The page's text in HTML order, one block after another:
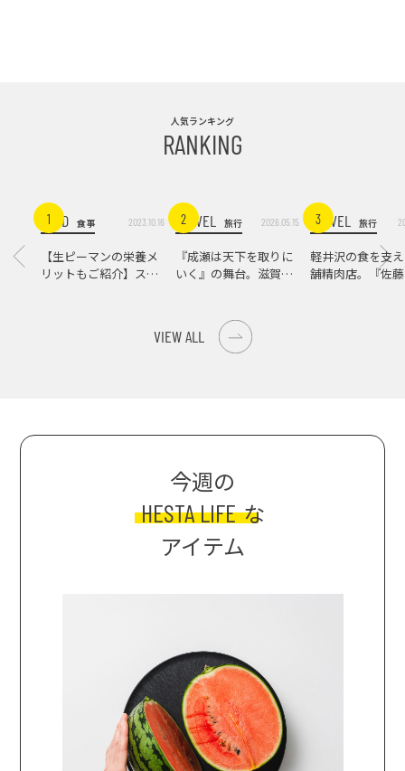
人気ランキング
RANKING
1FOOD 食事 2023.10.16
【生ピーマンの栄養メ
リットもご紹介】スパ
2
TRAVEL 旅行 2026.05.15
『成瀬は天下を取りに
いく』の舞台。滋賀県
3
TRAVEL 旅行
軽井沢の食を支
舗精肉店。『佐
VIEW ALL
今週の
HESTA LIFE な
アイテム